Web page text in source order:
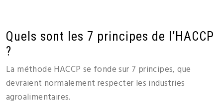
Quels sont les 7 principes de l’HACCP
?
La méthode HACCP se fonde sur 7 principes, que
devraient normalement respecter les industries
agroalimentaires.